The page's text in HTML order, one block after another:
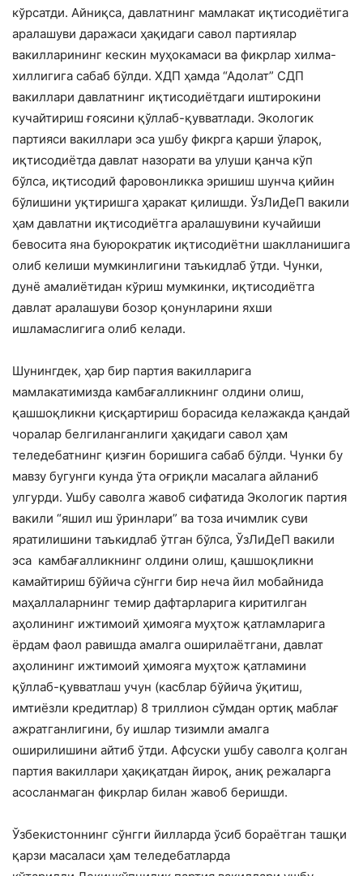
кўрсатди. Айниқса, давлатнинг мамлакат иқтисодиётига
аралашуви даражаси ҳақидаги савол партиялар
вакилларининг кескин муҳокамаси ва фикрлар хилма-
хиллигига сабаб бўлди. ХДП ҳамда “Адолат” СДП
вакиллари давлатнинг иқтисодиётдаги иштирокини
кучайтириш ғоясини қўллаб-қувватлади. Экологик
партияси вакиллари эса ушбу фикрга қарши ўлароқ,
иқтисодиётда давлат назорати ва улуши қанча кўп
бўлса, иқтисодий фаровонликка эришиш шунча қийин
бўлишини уқтиришга ҳаракат қилишди. ЎзЛиДеП вакили
ҳам давлатни иқтисодиётга аралашувини кучайиши
бевосита яна буюрократик иқтисодиётни шаклланишига
олиб келиши мумкинлигини таъкидлаб ўтди. Чунки,
дунё амалиётидан кўриш мумкинки, иқтисодиётга
давлат аралашуви бозор қонунларини яхши
ишламаслигига олиб келади.
Шунингдек, ҳар бир партия вакилларига
мамлакатимизда камбағалликнинг олдини олиш,
қашшоқликни қисқартириш борасида келажакда қандай
чоралар белгиланганлиги ҳақидаги савол ҳам
теледебатнинг қизғин боришига сабаб бўлди. Чунки бу
мавзу бугунги кунда ўта оғриқли масалага айланиб
улгурди. Ушбу саволга жавоб сифатида Экологик партия
вакили “яшил иш ўринлари” ва тоза ичимлик суви
яратилишини таъкидлаб ўтган бўлса, ЎзЛиДеП вакили
эса камбағалликнинг олдини олиш, қашшоқликни
камайтириш бўйича сўнгги бир неча йил мобайнида
маҳаллаларнинг темир дафтарларига киритилган
аҳолининг ижтимоий ҳимояга муҳтож қатламларига
ёрдам фаол равишда амалга оширилаётгани, давлат
аҳолининг ижтимоий ҳимояга муҳтож қатламини
қўллаб-қувватлаш учун (касблар бўйича ўқитиш,
имтиёзли кредитлар) 8 триллион сўмдан ортиқ маблағ
ажратганлигини, бу ишлар тизимли амалга
оширилишини айтиб ўтди. Афсуски ушбу саволга қолган
партия вакиллари ҳақиқатдан йироқ, аниқ режаларга
асосланмаган фикрлар билан жавоб беришди.
Ўзбекистоннинг сўнгги йилларда ўсиб бораётган ташқи
қарзи масаласи ҳам теледебатларда